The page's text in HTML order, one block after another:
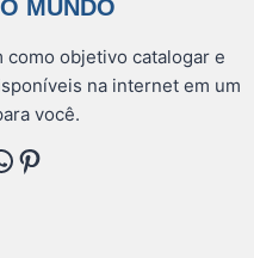
MUNDO
como objetivo catalogar e
na internet em um
você.
Pinterest